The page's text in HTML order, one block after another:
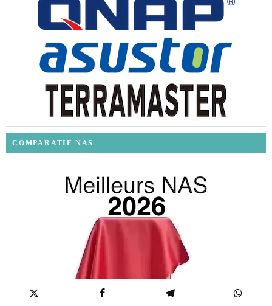
COMPARATIF NAS